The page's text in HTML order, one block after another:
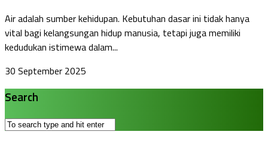
Air adalah sumber kehidupan. Kebutuhan dasar ini tidak hanya
vital bagi kelangsungan hidup manusia, tetapi juga memiliki
kedudukan istimewa dalam...
30 September 2025
Search